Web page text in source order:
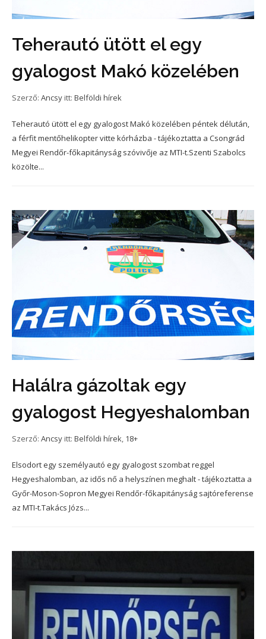
Teherautó ütött el egy
gyalogost Makó közelében
Szerző: Ancsy itt: Belföldi hírek
Teherautó ütött el egy gyalogost Makó közelében péntek délután,
a férfit mentőhelikopter vitte kórházba - tájékoztatta a Csongrád
Megyei Rendőr-főkapitányság szóvivője az MTI-t.Szenti Szabolcs
közölte...
Halálra gázoltak egy
gyalogost Hegyeshalomban
Szerző: Ancsy itt: Belföldi hírek, 18+
Elsodort egy személyautó egy gyalogost szombat reggel
Hegyeshalomban, az idős nő a helyszínen meghalt - tájékoztatta a
Győr-Moson-Sopron Megyei Rendőr-főkapitányság sajtóreferense
az MTI-t.Takács Józs...